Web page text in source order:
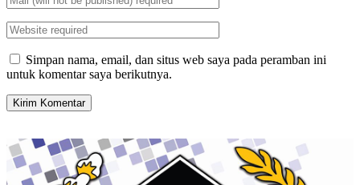
Simpan nama, email, dan situs web saya pada peramban ini
untuk komentar saya berikutnya.